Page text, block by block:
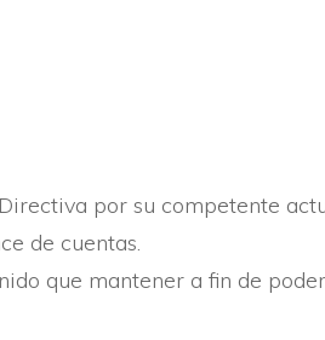
por su competente
de cuentas.
que mantener a fin de